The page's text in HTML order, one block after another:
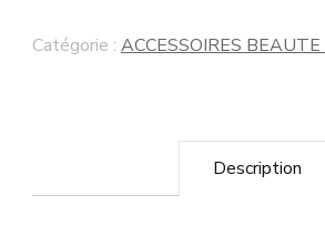
Catégorie : ACCESSOIRES
Description